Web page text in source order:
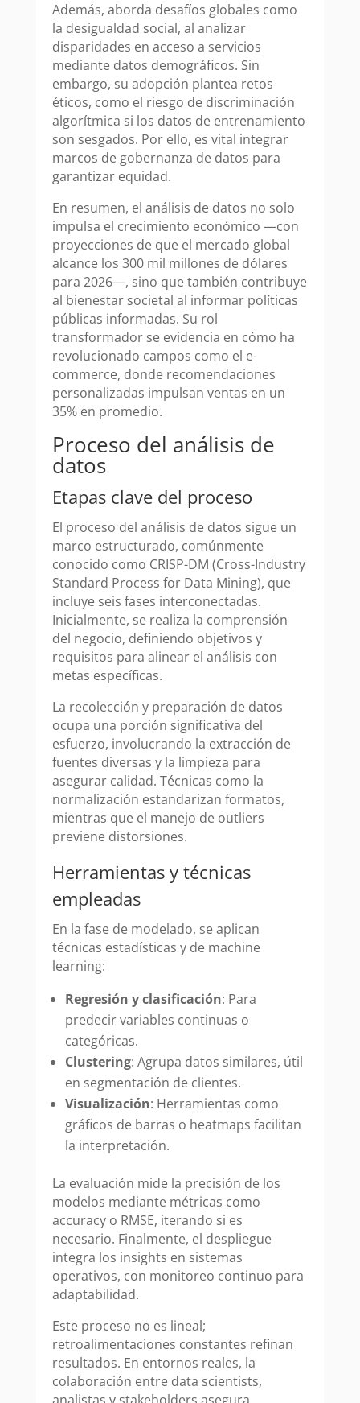
Además, aborda desafíos globales como
la desigualdad social, al analizar
disparidades en acceso a servicios
mediante datos demográficos. Sin
embargo, su adopción plantea retos
éticos, como el riesgo de discriminación
algorítmica si los datos de entrenamiento
son sesgados. Por ello, es vital integrar
marcos de gobernanza de datos para
garantizar equidad.
En resumen, el análisis de datos no solo
impulsa el crecimiento económico —con
proyecciones de que el mercado global
alcance los 300 mil millones de dólares
para 2026—, sino que también contribuye
al bienestar societal al informar políticas
públicas informadas. Su rol
transformador se evidencia en cómo ha
revolucionado campos como el e-
commerce, donde recomendaciones
personalizadas impulsan ventas en un
35% en promedio.
Proceso del análisis de
datos
Etapas clave del proceso
El proceso del análisis de datos sigue un
marco estructurado, comúnmente
conocido como CRISP-DM (Cross-Industry
Standard Process for Data Mining), que
incluye seis fases interconectadas.
Inicialmente, se realiza la comprensión
del negocio, definiendo objetivos y
requisitos para alinear el análisis con
metas específicas.
La recolección y preparación de datos
ocupa una porción significativa del
esfuerzo, involucrando la extracción de
fuentes diversas y la limpieza para
asegurar calidad. Técnicas como la
normalización estandarizan formatos,
mientras que el manejo de outliers
previene distorsiones.
Herramientas y técnicas
empleadas
En la fase de modelado, se aplican
técnicas estadísticas y de machine
learning:
Regresión y clasificación: Para
predecir variables continuas o
categóricas.
Clustering: Agrupa datos similares, útil
en segmentación de clientes.
Visualización: Herramientas como
gráficos de barras o heatmaps facilitan
la interpretación.
La evaluación mide la precisión de los
modelos mediante métricas como
accuracy o RMSE, iterando si es
necesario. Finalmente, el despliegue
integra los insights en sistemas
operativos, con monitoreo continuo para
adaptabilidad.
Este proceso no es lineal;
retroalimentaciones constantes refinan
resultados. En entornos reales, la
colaboración entre data scientists,